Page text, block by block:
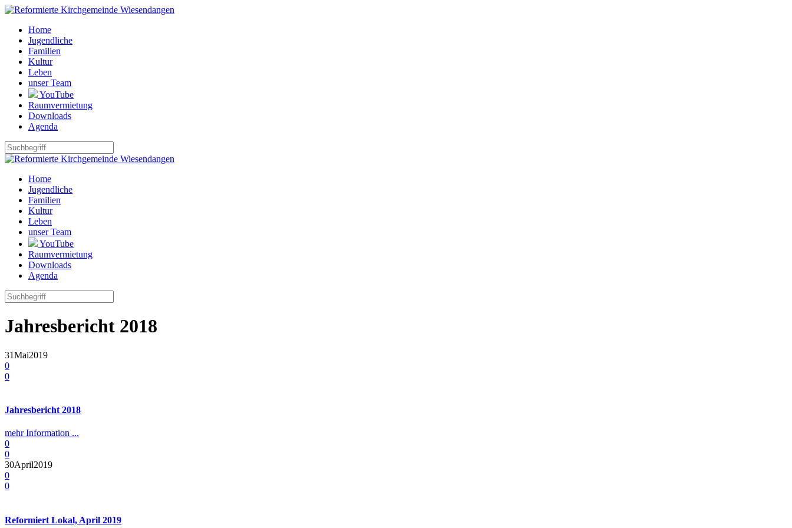
Home
Jugendliche
Familien
Kultur
Leben
unser Team
YouTube
Raumvermietung
Downloads
Agenda
Home
Jugendliche
Familien
Kultur
Leben
unser Team
YouTube
Raumvermietung
Downloads
Agenda
Jahresbericht 2018
31Mai2019
0
0
Jahresbericht 2018
mehr Information ...
0
0
30April2019
0
0
Reformiert Lokal, April 2019